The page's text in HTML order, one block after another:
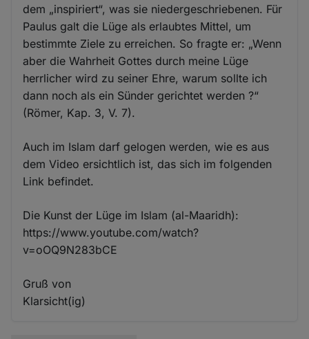
dem „inspiriert“, was sie niedergeschriebenen. Für
Paulus galt die Lüge als erlaubtes Mittel, um
bestimmte Ziele zu erreichen. So fragte er: „Wenn
aber die Wahrheit Gottes durch meine Lüge
herrlicher wird zu seiner Ehre, warum sollte ich
dann noch als ein Sünder gerichtet werden ?“
(Römer, Kap. 3, V. 7).
Auch im Islam darf gelogen werden, wie es aus
dem Video ersichtlich ist, das sich im folgenden
Link befindet.
Die Kunst der Lüge im Islam (al-Maaridh):
https://www.youtube.com/watch?
v=oOQ9N283bCE
Gruß von
Klarsicht(ig)